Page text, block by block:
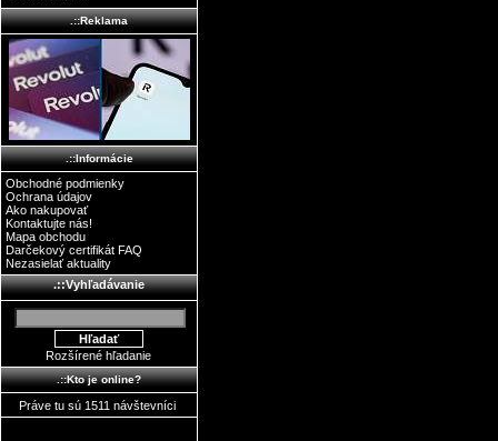
.::Reklama
.::Informácie
Obchodné podmienky
Ochrana údajov
Ako nakupovať
Kontaktujte nás!
Mapa obchodu
Darčekový certifikát FAQ
Nezasielať aktuality
.::Vyhľadávanie
Rozšírené hľadanie
.::Kto je online?
Práve tu sú 1511 návštevníci